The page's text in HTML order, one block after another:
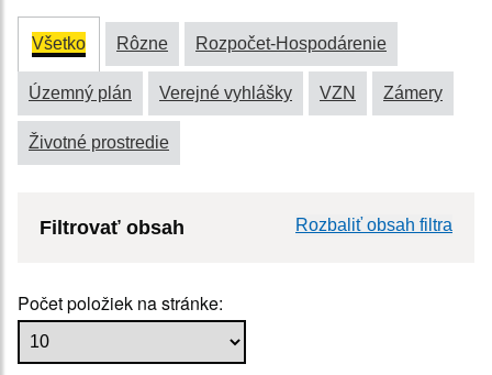
Všetko Rôzne Rozpočet-Hospodárenie
Územný plán Verejné vyhlášky VZN Zámery
Životné prostredie
Filtrovať obsah Rozbaliť obsah filtra
Popis:
Počet položiek na stránke: